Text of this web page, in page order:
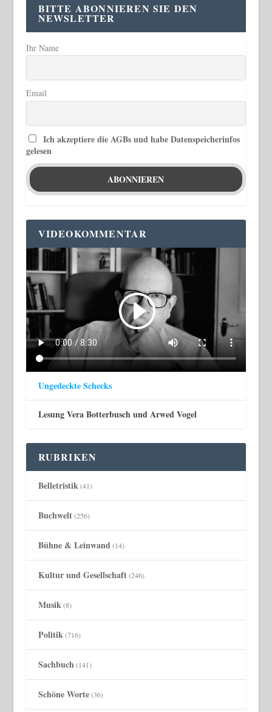
BITTE ABONNIEREN SIE DEN
NEWSLETTER
Ihr Name
Email
Ich akzeptiere die AGBs und habe Datenspeicherinfos
gelesen
VIDEOKOMMENTAR
Ungedeckte Schecks
Lesung Vera Botterbusch und Arwed Vogel
RUBRIKEN
Belletristik(41)
Buchwelt(256)
Bühne & Leinwand(14)
Kultur und Gesellschaft(246)
Musik(8)
Politik(716)
Sachbuch(141)
Schöne Worte(36)